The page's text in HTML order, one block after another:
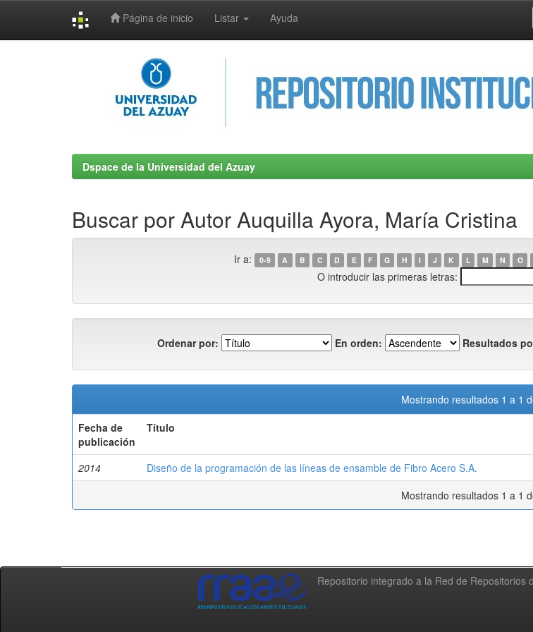
Página de inicio Listar Ayuda
Dspace de la Universidad del Azuay
Buscar por Autor Auquilla Ayora, María Cristina
Ir a: 0-9 A B C D E F G H I J K L M N O
O introducir las primeras letras:
Ordenar por: En orden: Resultados
Mostrando resultados 1 a 1
Fecha de
publicación
Título
2014 Diseño de la programación de las líneas de ensamble de Fibro Acero S.A.
Mostrando resultados 1 a 1
Repositorio integrado a la Red de Repositorios